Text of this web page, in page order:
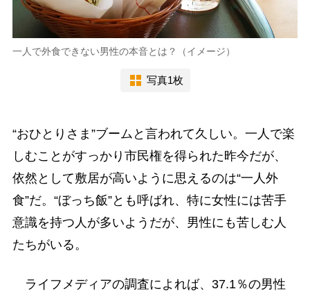
一人で外食できない男性の本音とは？（イメージ）
写真1枚
“おひとりさま”ブームと言われて久しい。一人で楽
しむことがすっかり市民権を得られた昨今だが、
依然として敷居が高いように思えるのは“一人外
食”だ。“ぼっち飯”とも呼ばれ、特に女性には苦手
意識を持つ人が多いようだが、男性にも苦しむ人
たちがいる。
ライフメディアの調査によれば、37.1％の男性